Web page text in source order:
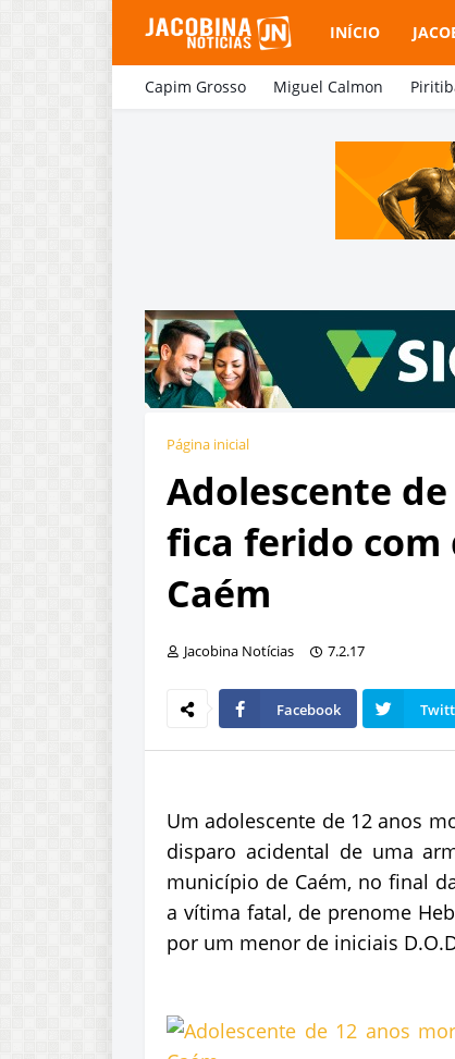
INÍCIO
Capim Grosso Miguel Calmon
Página inicial
Adolescente
fica ferido com
Caém
Jacobina Notícias 7.2.17
Facebook
Um adolescente de 12 anos
disparo acidental de uma
município de Caém, no final
a vítima fatal, de prenome
por um menor de iniciais